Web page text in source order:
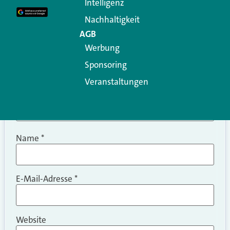
Kommentar
Name *
E-Mail-Adresse *
Website
Intelligenz
Nachhaltigkeit
AGB
Werbung
Sponsoring
Veranstaltungen